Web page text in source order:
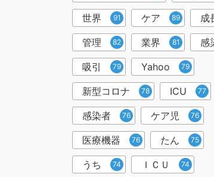
世界 91 ケア 89 成
管理 82 業界 81 感
吸引 79 Yahoo 79
新型コロナ 78 ICU 77
感染者 76 ケア児 76
医療機器 76 たん 75
うち 74 ＩＣＵ 74